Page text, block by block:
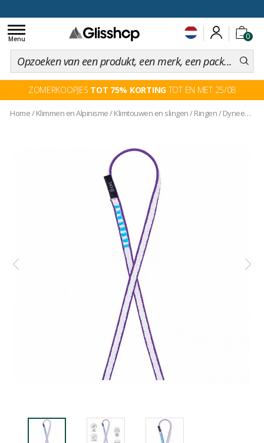
0
Toggle
navigation
Menu
ZOMERKOOPJES TOT 75% KORTINGTOT EN MET 25/08
Home/ Klimmen en Alpinisme/Klimtouwen en slingen/Ringen/Dyneema Slings 10mm